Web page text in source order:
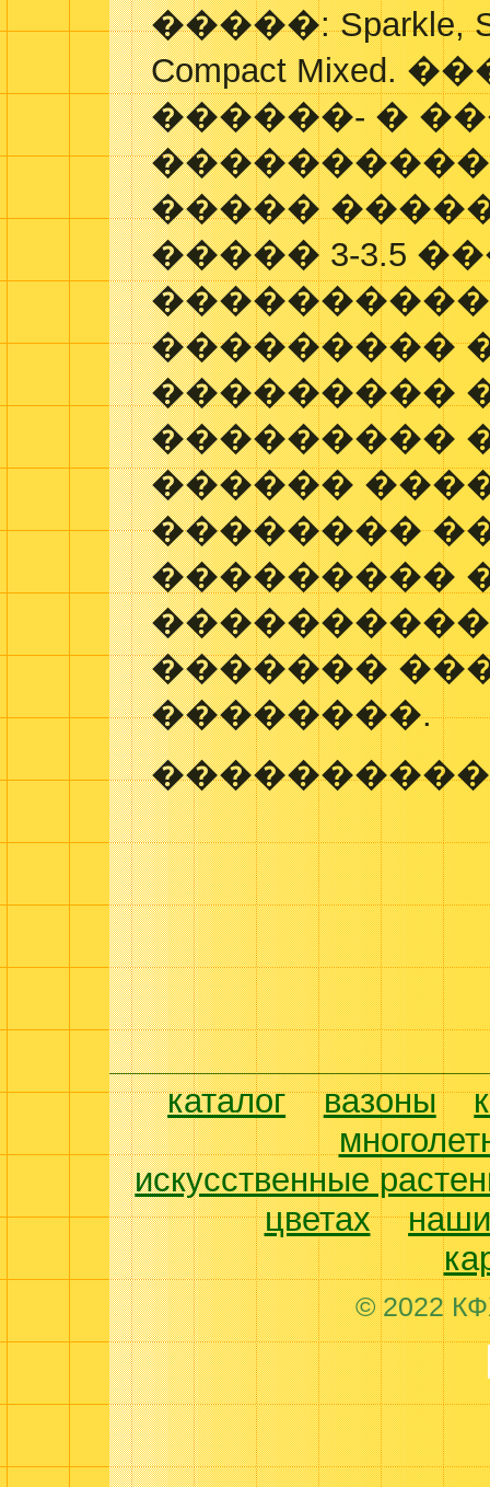
�����: Sparkle,
Compact Mixed.
������- �
�����
����� 3-3.5
����������
���������
���������
���������
������
��������
���������
�������
��������.
каталог вазоны
искусственные
цветах
© 2022